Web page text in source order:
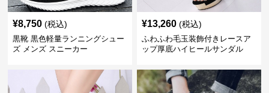
¥8,750 (税込)
黒靴 黒色軽量ランニングシュー
ズ メンズ スニーカー
¥13,260 (税込)
ふわふわ毛玉装飾付きレースア
ップ厚底ハイヒールサンダル